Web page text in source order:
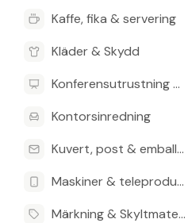
Kaffe, fika & servering
Kläder & Skydd
Konferensutrustning & Presentationsutrustning
Kontorsinredning
Kuvert, post & emballage
Maskiner & teleprodukter
Märkning & Skyltmaterial